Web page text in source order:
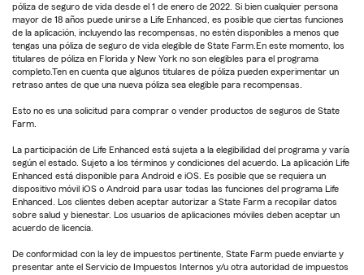
póliza de seguro de vida desde el 1 de enero de 2022. Si bien cualquier persona
mayor de 18 años puede unirse a Life Enhanced, es posible que ciertas funciones
de la aplicación, incluyendo las recompensas, no estén disponibles a menos que
tengas una póliza de seguro de vida elegible de State Farm.En este momento, los
titulares de póliza en Florida y New York no son elegibles para el programa
completo.Ten en cuenta que algunos titulares de póliza pueden experimentar un
retraso antes de que una nueva póliza sea elegible para recompensas.
Esto no es una solicitud para comprar o vender productos de seguros de State
Farm.
La participación de Life Enhanced está sujeta a la elegibilidad del programa y varía
según el estado. Sujeto a los términos y condiciones del acuerdo. La aplicación Life
Enhanced está disponible para Android e iOS. Es posible que se requiera un
dispositivo móvil iOS o Android para usar todas las funciones del programa Life
Enhanced. Los clientes deben aceptar autorizar a State Farm a recopilar datos
sobre salud y bienestar. Los usuarios de aplicaciones móviles deben aceptar un
acuerdo de licencia.
De conformidad con la ley de impuestos pertinente, State Farm puede enviarte y
presentar ante el Servicio de Impuestos Internos y/u otra autoridad de impuestos